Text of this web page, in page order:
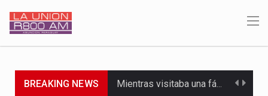
BREAKING NEWS Mientras visitaba una fábrica de armamentos en San Paulo, el…